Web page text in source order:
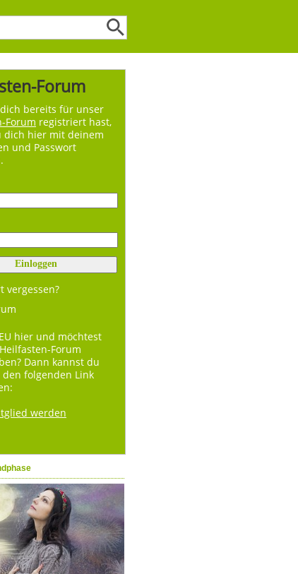
Forum
bereits für unser
Forum registriert hast,
dich hier mit deinem
und Passwort
vergessen?
hier und möchtest
Forum
Dann kannst du
folgenden Link
werden